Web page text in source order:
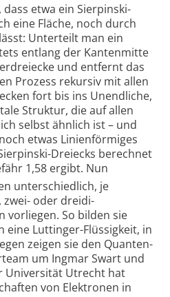
etwa ein Sier­pinski-
eine Fläche, noch durch
Unterteilt man ein
entlang der Kanten­mitte
und entfernt das
Prozess rekursiv mit allen
fort bis ins Unendliche,
Struktur, die auf allen
selbst ähnlich ist – und
etwas Linien­förmiges
Dreiecks berechnet
1,58 ergibt. Nun
unter­schiedlich, je
zwei- oder dreidi­
vorliegen. So bilden sie
eine Luttinger-Flüssig­keit, in
zeigen sie den Quanten-
um Ingmar Swart und
Univer­sität Utrecht hat
von Elektronen in